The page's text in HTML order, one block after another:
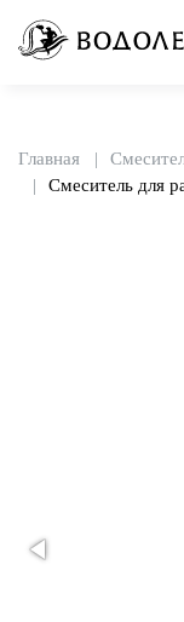
Главная
Смеситель для